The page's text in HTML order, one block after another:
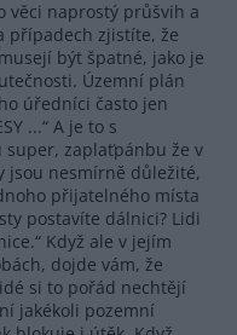
věci naprostý průšvih a
případech zjistíte, že
být špatné, jako je
Územní plán
úředníci často jen
...“ A je to s
zaplaťpánbu že v
jsou nesmírně důležité,
přijatelného místa
postavíte dálnici? Lidi
Když ale v jejím
dojde vám, že
si to pořád nechtějí
jakékoli pozemní